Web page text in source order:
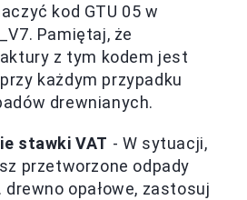
kod GTU 05 w
Pamiętaj, że
z tym kodem jest
każdym przypadku
drewnianych.
stawki VAT - W sytuacji,
przetworzone odpady
drewno opałowe, zastosuj